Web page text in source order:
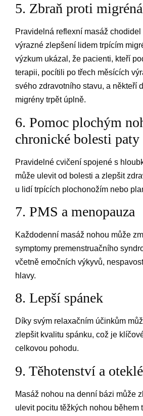
5. Zbraň proti
Pravidelná reflexní masáž
výrazné zlepšení lidem trpícím
výzkum ukázal, že pacienti, kteří
terapii, pocítili po třech měsících
svého zdravotního stavu, a někteří
migrény trpět úplně.
6. Pomoc plochým
chronické bolesti paty
Pravidelné cvičení spojené s
může ulevit od bolesti a zlepšit
u lidí trpících plochonožím nebo
7. PMS a menopauza
Každodenní masáž nohou může
symptomy premenstruačního
včetně emočních výkyvů,
hlavy.
8. Lepší spánek
Díky svým relaxačním účinkům
zlepšit kvalitu spánku, což je
celkovou pohodu.
9. Těhotenství a
Masáž nohou na denní bázi může
ulevit pocitu těžkých nohou během